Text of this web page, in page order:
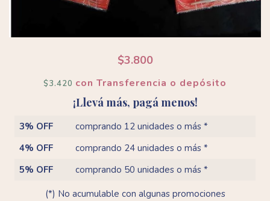
$3.800
$3.420 con Transferencia o depósito
¡Llevá más, pagá menos!
3% OFF
comprando 12 unidades o más *
4% OFF
comprando 24 unidades o más *
5% OFF
comprando 50 unidades o más *
(*) No acumulable con algunas promociones